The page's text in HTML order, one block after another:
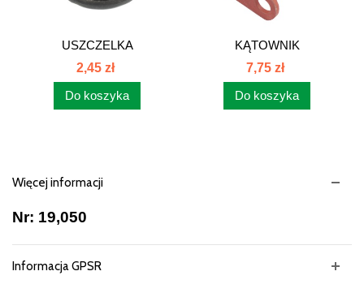
USZCZELKA
ROZDZIELACZA C-330...
2,45 zł
Do koszyka
KĄTOWNIK
MOCOWANIA...
7,75 zł
Do koszyka
Więcej informacji
Nr: 19,050
Informacja GPSR